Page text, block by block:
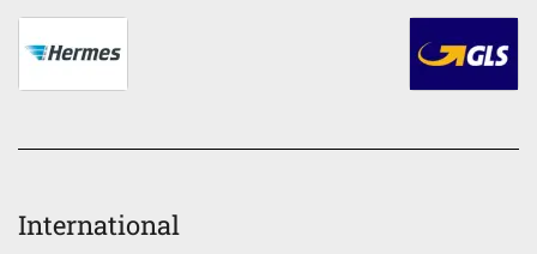
International